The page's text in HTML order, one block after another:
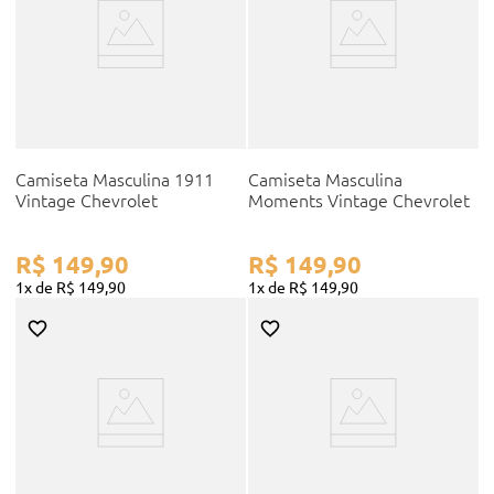
Camiseta Masculina 1911
Vintage Chevrolet
R$ 149,90
1 R$ 149,90
Camiseta Masculina
Moments Vintage Chevrolet
R$ 149,90
1 R$ 149,90